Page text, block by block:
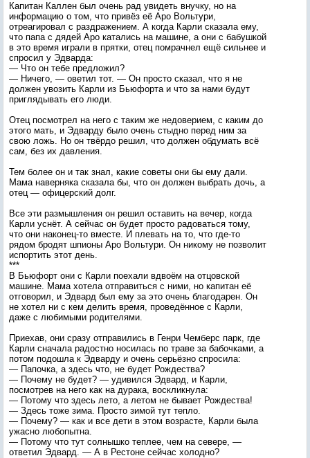
Капитан Каллен был очень рад увидеть внучку, но на
информацию о том, что привёз её Аро Вольтури,
отреагировал с раздражением. А когда Карли сказала ему,
что папа с дядей Аро катались на машине, а они с бабушкой
в это время играли в прятки, отец помрачнел ещё сильнее и
спросил у Эдварда:
— Что он тебе предложил?
— Ничего, — оветил тот. — Он просто сказал, что я не
должен увозить Карли из Бьюфорта и что за нами будут
приглядывать его люди.
Отец посмотрел на него с таким же недоверием, с каким до
этого мать, и Эдварду было очень стыдно перед ним за
свою ложь. Но он твёрдо решил, что должен обдумать всё
сам, без их давления.
Тем более он и так знал, какие советы они бы ему дали.
Мама наверняка сказала бы, что он должен выбрать дочь, а
отец — офицерский долг.
Все эти размышления он решил оставить на вечер, когда
Карли уснёт. А сейчас он будет просто радоваться тому,
что они наконец-то вместе. И плевать на то, что где-то
рядом бродят шпионы Аро Вольтури. Он никому не позволит
испортить этот день.
***
В Бьюфорт они с Карли поехали вдвоём на отцовской
машине. Мама хотела отправиться с ними, но капитан её
отговорил, и Эдвард был ему за это очень благодарен. Он
не хотел ни с кем делить время, проведённое с Карли,
даже с любимыми родителями.
Приехав, они сразу отправились в Генри Чемберс парк, где
Карли сначала радостно носилась по траве за бабочками, а
потом подошла к Эдварду и очень серьёзно спросила:
— Папочка, а здесь что, не будет Рождества?
— Почему не будет? — удивился Эдвард, и Карли,
посмотрев на него как на дурака, воскликнула:
— Потому что здесь лето, а летом не бывает Рождества!
— Здесь тоже зима. Просто зимой тут тепло.
— Почему? — как и все дети в этом возрасте, Карли была
ужасно любопытна.
— Потому что тут солнышко теплее, чем на севере, —
ответил Эдвард. — А в Рестоне сейчас холодно?